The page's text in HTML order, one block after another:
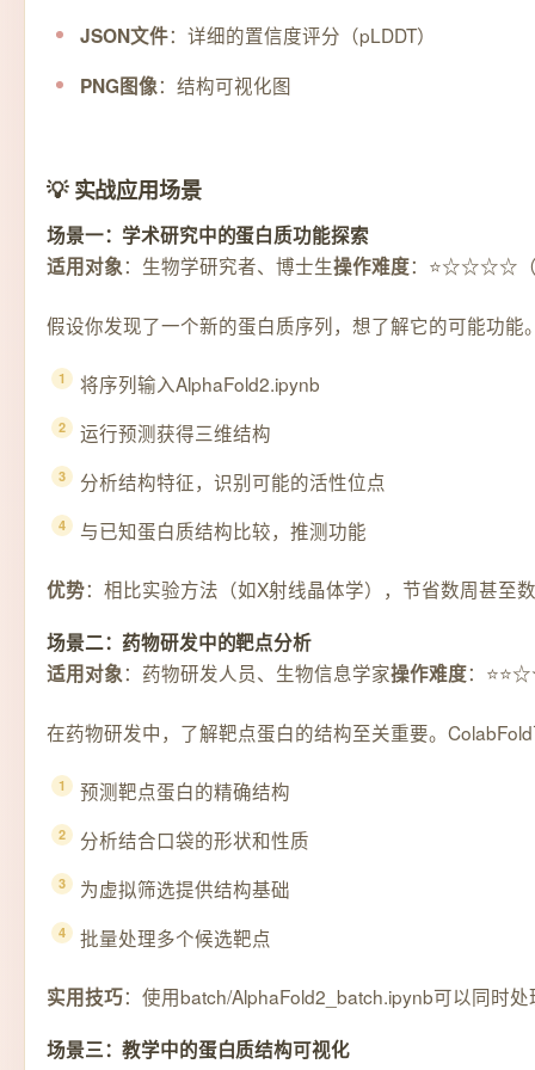
JSON文件：详细的置信度评分（pLDDT）
PNG图像：结构可视化图
💡 实战应用场景
场景一：学术研究中的蛋白质功能探索
适用对象：生物学研究者、博士生操作难度：⭐☆☆☆☆（
假设你发现了一个新的蛋白质序列，想了解它的可能功能
将序列输入AlphaFold2.ipynb
运行预测获得三维结构
分析结构特征，识别可能的活性位点
与已知蛋白质结构比较，推测功能
优势：相比实验方法（如X射线晶体学），节省数周甚至
场景二：药物研发中的靶点分析
适用对象：药物研发人员、生物信息学家操作难度：
在药物研发中，了解靶点蛋白的结构至关重要。
预测靶点蛋白的精确结构
分析结合口袋的形状和性质
为虚拟筛选提供结构基础
批量处理多个候选靶点
实用技巧：使用batch/AlphaFold2_batch.ipynb可以同时
场景三：教学中的蛋白质结构可视化